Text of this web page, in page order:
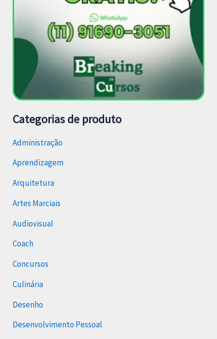
Categorias de produto
Administração
Aprendizagem
Arquitetura
Artes Marciais
Audiovisual
Coach
Concursos
Culinária
Desenho
Desenvolvimento Pessoal